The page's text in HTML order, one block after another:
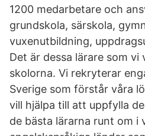
1200 medarbetare och
grundskola, särskola,
vuxenutbildning,
Det är dessa lärare som vi
skolorna. Vi rekryterar
Sverige som förstår våra
vill hjälpa till att uppfylla
de bästa lärarna runt om i